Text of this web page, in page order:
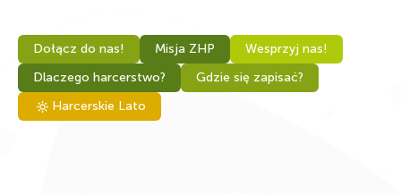
Dołącz do nas! Misja ZHP
Wesprzyj nas!
Dlaczego harcerstwo?
Gdzie się zapisać?
Harcerskie Lato